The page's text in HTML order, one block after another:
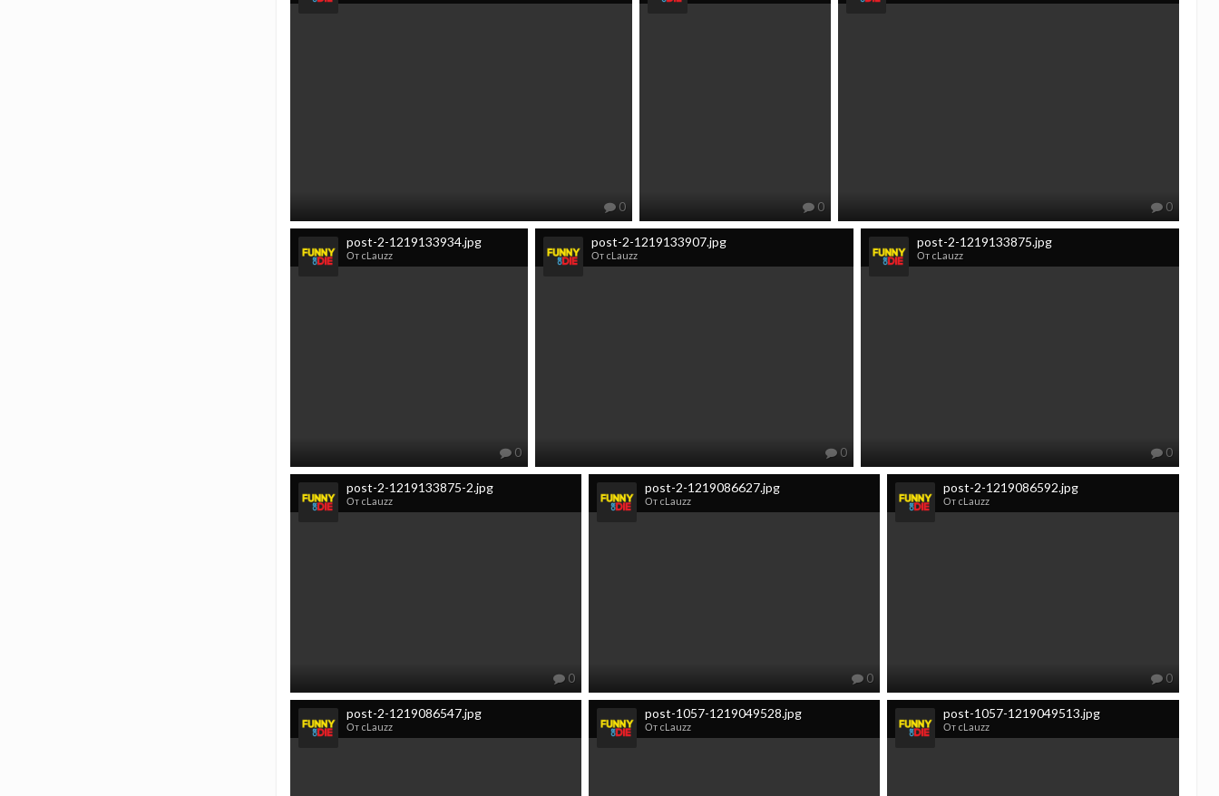
0 0 0
post-2-1219133934.jpg
От cLauzz
0
post-2-1219133907.jpg
От cLauzz
0
post-2-1219133875.jpg
От cLauzz
0
post-2-1219133875-2.jpg
От cLauzz
0
post-2-1219086627.jpg
От cLauzz
0
post-2-1219086592.jpg
От cLauzz
0
post-2-1219086547.jpg
От cLauzz
post-1057-1219049528.jpg
От cLauzz
post-1057-1219049513.jpg
От cLauzz